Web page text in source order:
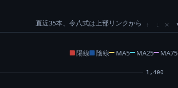
直近35本、令八式は上部リンクから ↑ ↓ ×
陽線 陰線 MA5 MA25 MA75
1,400